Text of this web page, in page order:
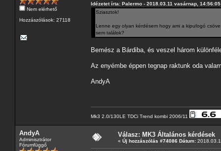
Nem elérhető
Hozzászólások: 27118
Idézetet írta: Palermo - 2018.03.11 vasárnap, 14:56:05
Sziasztok!
Lenne egy olyan kérdésem hogy ami a kipufogó
sem találok?
Bemész a Bárdiba, és veszel három
Az enyémbe éppen tegnap raktunk oda
AndyA
Mk3 2.0/130LE TDCi Trend kombi 2006/11
AndyA
Adminisztrátor
Fórumfüggő
Válasz: MK3 Általános kérdések
« Új hozzászólás #74086 Dátum: